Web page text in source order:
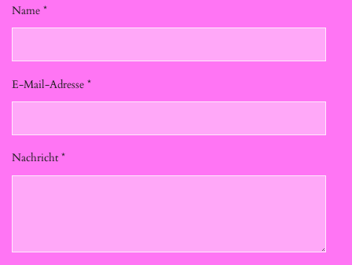
Name *
E-Mail-Adresse *
Nachricht *